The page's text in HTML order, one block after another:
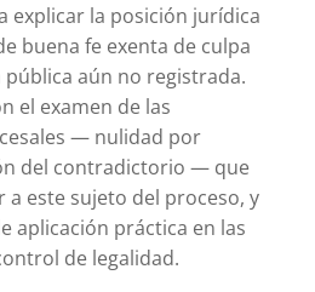
explicar la posición jurídica
buena fe exenta de culpa
aún no registrada.
el examen de las
— nulidad por
del contradictorio — que
a este sujeto del proceso, y
aplicación práctica en las
de legalidad.